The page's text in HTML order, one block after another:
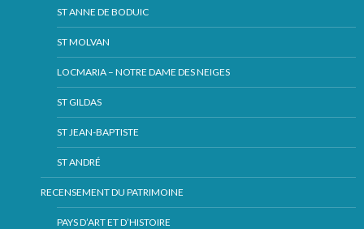
ST ANNE DE BODUIC
ST MOLVAN
LOCMARIA – NOTRE DAME DES NEIGES
ST GILDAS
ST JEAN-BAPTISTE
ST ANDRÉ
RECENSEMENT DU PATRIMOINE
PAYS D’ART ET D’HISTOIRE